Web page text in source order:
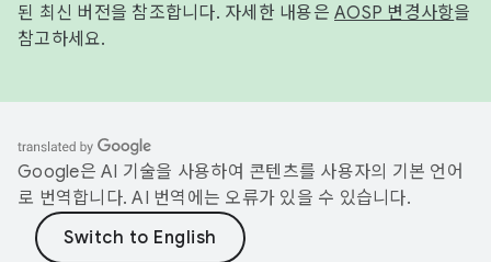
된 최신 버전을 참조합니다. 자세한 내용은 AOSP 변경사항을
참고하세요.
Google은 AI 기술을 사용하여 콘텐츠를 사용자의 기본 언어
로 번역합니다. AI 번역에는 오류가 있을 수 있습니다.